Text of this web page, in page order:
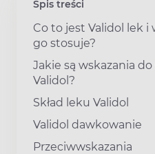
Spis treści
Co to jest Validol lek i
go stosuje?
Jakie są wskazania
Validol?
Skład leku Validol
Validol dawkowanie
Przeciwwskazania